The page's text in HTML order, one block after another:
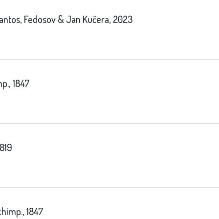
Fedosov & Jan Kučera, 2023
1847
1847